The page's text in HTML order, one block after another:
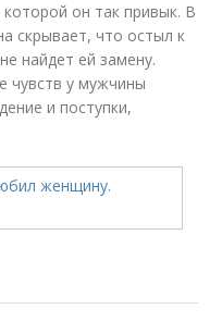
он так привык. В
скрывает, что остыл к
найдет ей замену.
чувств у мужчины
и поступки,